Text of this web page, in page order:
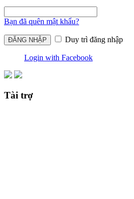
Bạn đã quên mật khẩu?
Duy trì đăng nhập
Login with Facebook
Tài trợ